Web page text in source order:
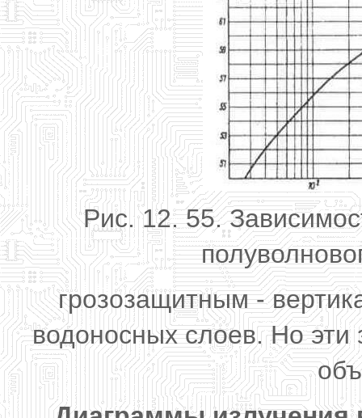
Рис. 12. 55.
грозозащитным -
водоносных слоев. Но эти